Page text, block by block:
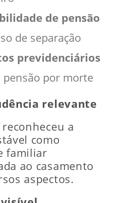
de pensão
de separação
previdenciários
pensão por morte
relevante
reconheceu a
como
familiar
ao casamento
aspectos.